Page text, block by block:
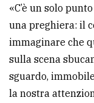
«C’è un solo
una preghiera: il
immaginare che
sulla scena
sguardo,
la nostra